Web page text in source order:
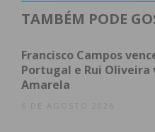
TAMBÉM PODE
Francisco Campos
Portugal e Rui Oliveira
Amarela
6 DE AGOSTO 2026